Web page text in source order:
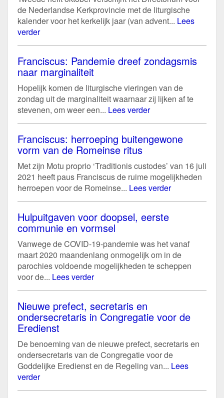
de Nederlandse Kerkprovincie met de liturgische
kalender voor het kerkelijk jaar (van advent... Lees
verder
Franciscus: Pandemie dreef zondagsmis
naar marginaliteit
Hopelijk komen de liturgische vieringen van de
zondag uit de marginaliteit waarnaar zij lijken af te
stevenen, om weer een... Lees verder
Franciscus: herroeping buitengewone
vorm van de Romeinse ritus
Met zijn Motu proprio ‘Traditionis custodes’ van 16 juli
2021 heeft paus Franciscus de ruime mogelijkheden
herroepen voor de Romeinse... Lees verder
Hulpuitgaven voor doopsel, eerste
communie en vormsel
Vanwege de COVID-19-pandemie was het vanaf
maart 2020 maandenlang onmogelijk om in de
parochies voldoende mogelijkheden te scheppen
voor de... Lees verder
Nieuwe prefect, secretaris en
ondersecretaris in Congregatie voor de
Eredienst
De benoeming van de nieuwe prefect, secretaris en
ondersecretaris van de Congregatie voor de
Goddelijke Eredienst en de Regeling van... Lees
verder